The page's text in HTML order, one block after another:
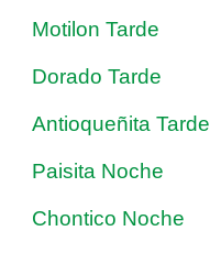
Motilon Tarde
Dorado Tarde
Antioqueñita Tarde
Paisita Noche
Chontico Noche